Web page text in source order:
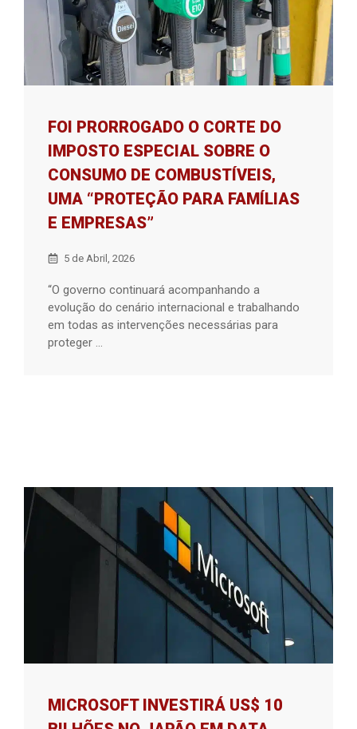
FOI PRORROGADO O CORTE DO
IMPOSTO ESPECIAL SOBRE O
CONSUMO DE COMBUSTÍVEIS,
UMA “PROTEÇÃO PARA FAMÍLIAS
E EMPRESAS”
5 de Abril, 2026
“O governo continuará acompanhando a
evolução do cenário internacional e trabalhando
em todas as intervenções necessárias para
proteger ...
MICROSOFT INVESTIRÁ US$ 10